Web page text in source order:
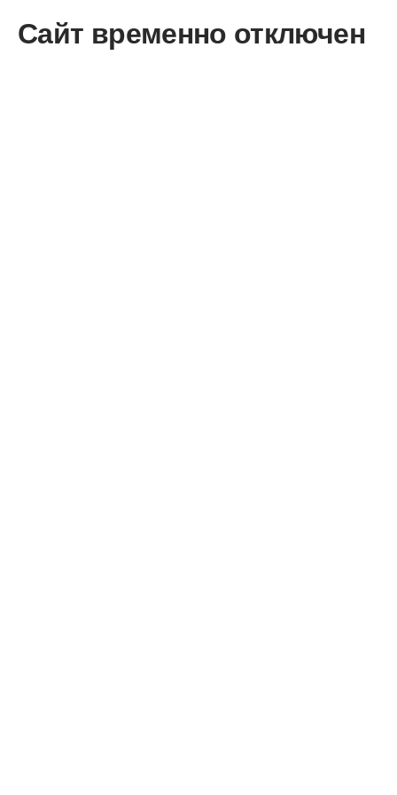
Сайт временно отключен